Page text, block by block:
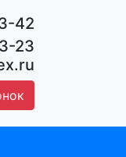
42
23